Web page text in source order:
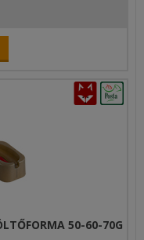
50-60-70G